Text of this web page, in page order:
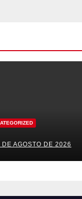
DE AGOSTO DE 2026